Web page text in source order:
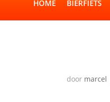
HOME BIERFIETS
door marcel